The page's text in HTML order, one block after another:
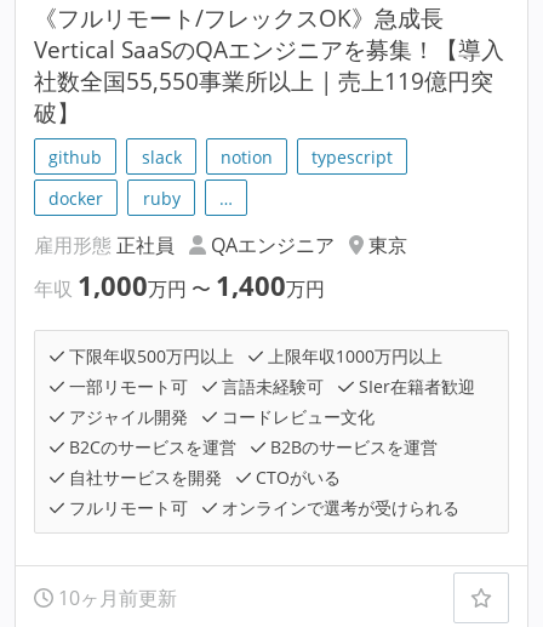
《フルリモート/フレックスOK》急成長
Vertical SaaSのQAエンジニアを募集！【導入
社数全国55,550事業所以上 | 売上119億円突
破】
github slack notion
typescript
docker
ruby …
雇用形態 正社員 QAエンジニア
東京
年収 1,000万円 〜 1,400万円
下限年収500万円以上
上限年収1000万円以上
一部リモート可
言語未経験可
SIer在籍者歓迎
アジャイル開発
コードレビュー文化
B2Cのサービスを運営
B2Bのサービスを運営
自社サービスを開発
CTOがいる
フルリモート可
オンラインで選考が受けられる
10ヶ月前更新